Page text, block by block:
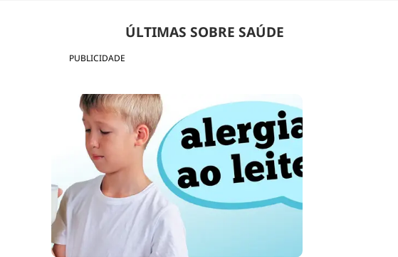
PUBLICIDADE
ÚLTIMAS SOBRE SAÚDE